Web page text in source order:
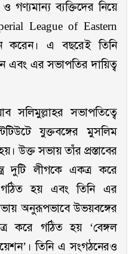
গণ্যমান্য ব্যক্তিদের নিয়ে
League of Eastern
করেন। এ বছরেই তিনি
এবং এর সভাপতির দায়িত্ব
সলিমুল্লাহর সভাপতিত্বে
যুক্তবঙ্গের মুসলিম
উক্ত সভায় তাঁর প্রস্তাবের
দুটি লীগকে একত্র করে
গঠিত হয় এবং তিনি এর
অনুরূপভাবে উভয়বঙ্গের
করে গঠিত হয় ‘বেঙ্গল
তিনি এ সংগঠনেরও